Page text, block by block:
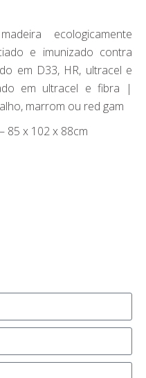
ecologicamente
e imunizado contra
em D33, HR, ultracel e
em ultracel e fibra |
marrom ou red gam
85 x 102 x 88cm